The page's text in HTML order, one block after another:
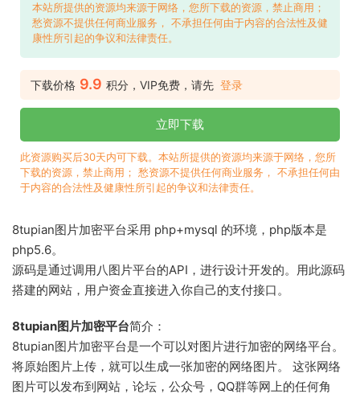
本站所提供的资源均来源于网络，您所下载的资源，禁止商用；
愁资源不提供任何商业服务， 不承担任何由于内容的合法性及健
康性所引起的争议和法律责任。
下载价格 9.9 积分，VIP免费，请先 登录
立即下载
此资源购买后30天内可下载。本站所提供的资源均来源于网络，您所
下载的资源，禁止商用； 愁资源不提供任何商业服务， 不承担任何由
于内容的合法性及健康性所引起的争议和法律责任。
8tupian图片加密平台采用 php+mysql 的环境，php版本是
php5.6。
源码是通过调用八图片平台的API，进行设计开发的。用此源码
搭建的网站，用户资金直接进入你自己的支付接口。
8tupian图片加密平台简介：
8tupian图片加密平台是一个可以对图片进行加密的网络平台。
将原始图片上传，就可以生成一张加密的网络图片。 这张网络
图片可以发布到网站，论坛，公众号，QQ群等网上的任何角